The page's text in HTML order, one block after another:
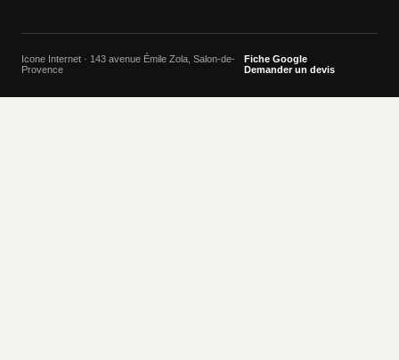
Icone Internet · 143 avenue Émile Zola, Salon-de-
Provence
Fiche Google
Demander un devis